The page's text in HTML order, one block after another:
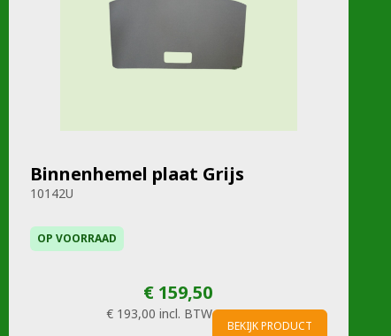
Binnenhemel plaat Grijs
10142U
OP VOORRAAD
€ 159,50
€ 193,00 incl. BTW
BEKIJK PRODUCT